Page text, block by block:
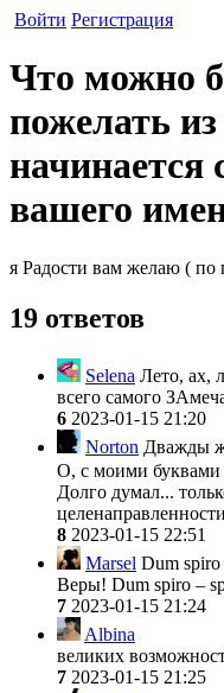
Войти Регистрация
Что можно
пожелать из
начинается
вашего
я Радости вам желаю ( по
19 ответов
Selena Лето, ах,
всего самого
6 2023-01-15 21:20
Norton Дважды
О, с моими буквами
Долго думал...
8 2023-01-15 22:51
Marsel Dum spiro
Веры! Dum spiro –
7 2023-01-15 21:24
Albina
великих
7 2023-01-15 21:25